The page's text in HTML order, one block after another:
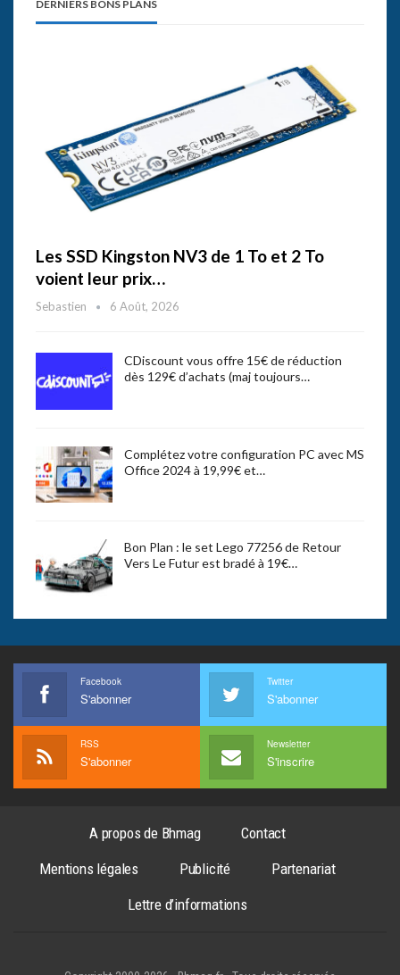
DERNIERS BONS PLANS
Les SSD Kingston NV3 de 1 To et 2 To
voient leur prix…
Sebastien 6 Août, 2026
CDiscount vous offre 15€ de réduction
dès 129€ d’achats (maj toujours…
Complétez votre configuration PC avec MS
Office 2024 à 19,99€ et…
Bon Plan : le set Lego 77256 de Retour
Vers Le Futur est bradé à 19€…
Facebook
S'abonner
Twitter
S'abonner
RSS
S'abonner
Newsletter
S'inscrire
A propos de Bhmag
Contact
Mentions légales
Publicité
Partenariat
Lettre d’informations